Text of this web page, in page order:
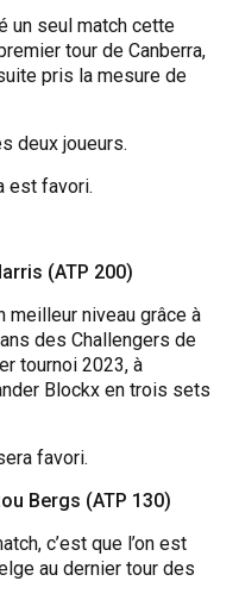
un seul match cette
tour de Canberra,
pris la mesure de
deux joueurs.
est favori.
(ATP 200)
meilleur niveau grâce à
des Challengers de
tournoi 2023, à
Blockx en trois sets
favori.
Bergs (ATP 130)
c’est que l’on est
au dernier tour des